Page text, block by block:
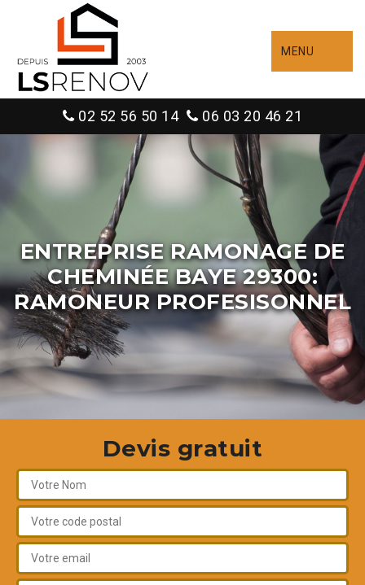
MENU
02 52 56 50 14 06 03 20 46 21
ENTREPRISE RAMONAGE DE
CHEMINÉE BAYE 29300:
RAMONEUR PROFESISONNEL
Devis gratuit